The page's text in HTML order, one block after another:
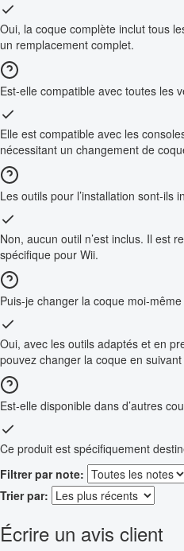
Oui, la coque complète inclut tous
un remplacement complet.
Est-elle compatible avec toutes les
Elle est compatible avec les
nécessitant un changement de
Les outils pour l’installation sont-ils
Non, aucun outil n’est inclus. Il est
spécifique pour Wii.
Puis-je changer la coque moi-même
Oui, avec les outils adaptés et en
pouvez changer la coque en
Est-elle disponible dans d’autres
Ce produit est spécifiquement
Filtrer par note:
Trier par:
Écrire un avis client